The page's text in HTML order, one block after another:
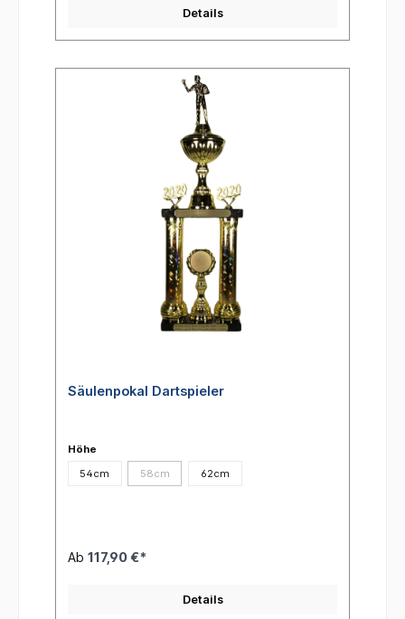
Details
Säulenpokal Dartspieler
Höhe
54cm
58cm(Diese Option ist zurzeit nicht verfügbar.)
62cm
Ab 117,90 €*
Details